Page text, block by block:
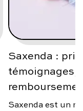
Saxenda :
témoignages,
Saxenda est un